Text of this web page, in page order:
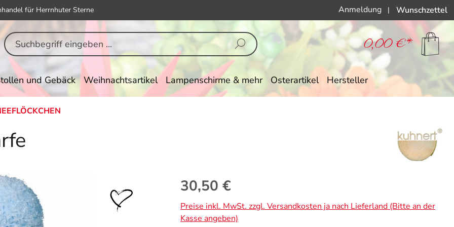
für Herrnhuter Sterne Anmeldung | Wunschzettel
0,00 €*
und Gebäck Weihnachtsartikel Lampenschirme & mehr Osterartikel Hersteller
Regulärer Preis:
30,50 €
Preise inkl. MwSt. zzgl. Versandkosten ja nach Lieferland (Bitte an der
Kasse angeben)